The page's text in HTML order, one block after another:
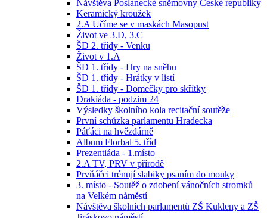
Návštěva Poslanecké sněmovny České republiky
Keramický kroužek
2.A Učíme se v maskách Masopust
Život ve 3.D, 3.C
ŠD 2. třídy - Venku
Život v 1.A
ŠD 1. třídy - Hry na sněhu
ŠD 1. třídy - Hrátky v listí
ŠD 1. třídy - Domečky pro skřítky
Drakiáda - podzim 24
Výsledky školního kola recitační soutěže
První schůzka parlamentu Hradecka
Páťáci na hvězdárně
Album Florbal 5. tříd
Prezentiáda - 1.místo
2.A TV, PRV v přírodě
Prvňáčci trénují slabiky psaním do mouky
3. místo - Soutěž o zdobení vánočních stromků
na Velkém náměstí
Návštěva školních parlamentů ZŠ Kukleny a ZŠ